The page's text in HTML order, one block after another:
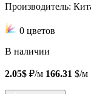
Производитель:
0 цветов
В наличии
2.05$ ₽/м 166.31 $/м